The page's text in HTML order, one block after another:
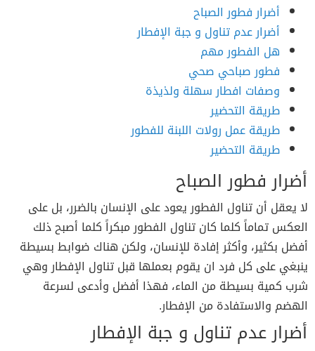
أضرار فطور الصباح
أضرار عدم تناول و جبة الإفطار
هل الفطور مهم
فطور صباحي صحي
وصفات افطار سهلة ولذيذة
طريقة التحضير
طريقة عمل رولات اللبنة للفطور
طريقة التحضير
أضرار فطور الصباح
لا يعقل أن تناول الفطور يعود على الإنسان بالضرر، بل على
العكس تماماً كلما كان تناول الفطور مبكراً كلما أصبح ذلك
أفضل بكثير، وأكثر إفادة للإنسان، ولكن هناك ضوابط بسيطة
ينبغي على كل فرد ان يقوم بعملها قبل تناول الإفطار وهي
شرب كمية بسيطة من الماء، فهذا أفضل وأدعى لسرعة
الهضم والاستفادة من الإفطار.
أضرار عدم تناول و جبة الإفطار